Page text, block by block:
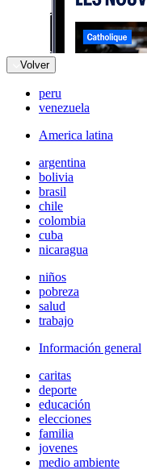
Volver
peru
venezuela
America latina
argentina
bolivia
brasil
chile
colombia
cuba
nicaragua
niños
pobreza
salud
trabajo
Información general
caritas
deporte
educación
elecciones
familia
jovenes
medio ambiente